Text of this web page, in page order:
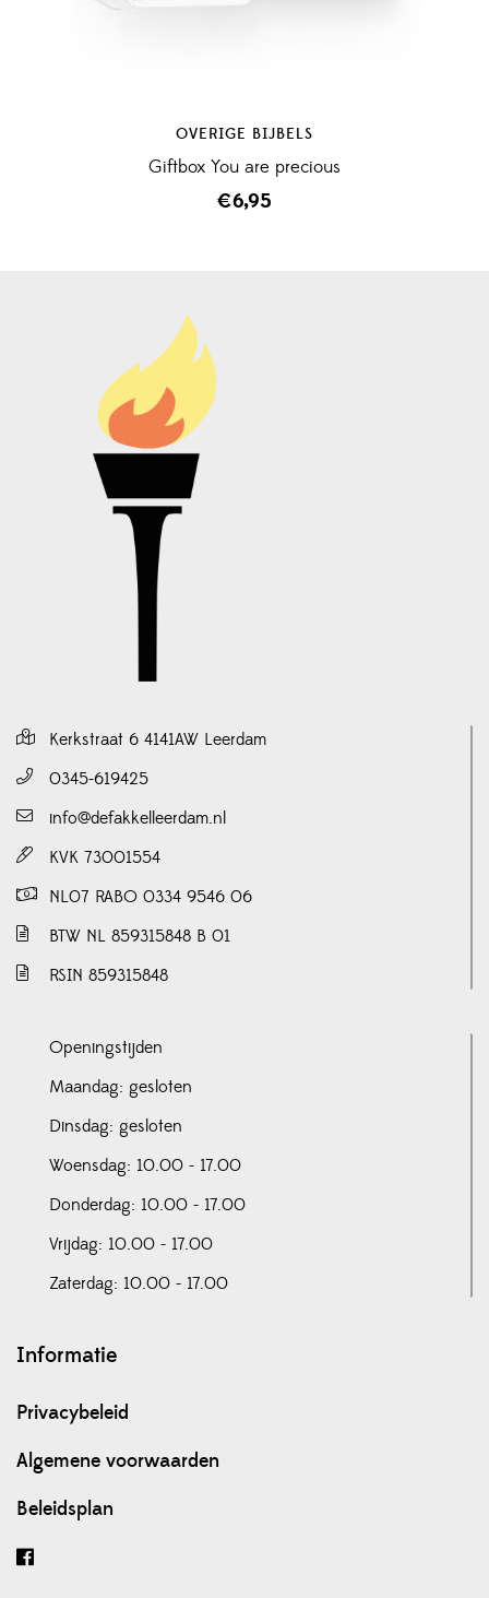
OVERIGE BIJBELS
Giftbox You are precious
€6,95
Kerkstraat 6 4141AW Leerdam
0345-619425
info@defakkelleerdam.nl
KVK 73001554
NL07 RABO 0334 9546 06
BTW NL 859315848 B 01
RSIN 859315848
Openingstijden
Maandag: gesloten
Dinsdag: gesloten
Woensdag: 10.00 - 17.00
Donderdag: 10.00 - 17.00
Vrijdag: 10.00 - 17.00
Zaterdag: 10.00 - 17.00
Informatie
Privacybeleid
Algemene voorwaarden
Beleidsplan